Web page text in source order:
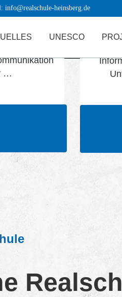
info@realschule-heinsberg.de
UNESCO
…